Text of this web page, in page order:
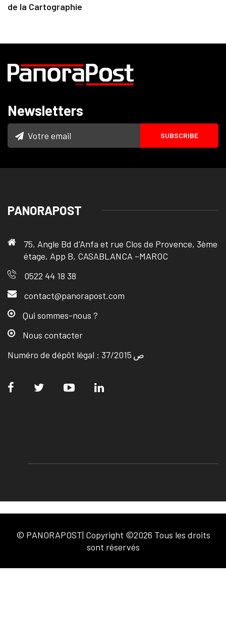
de la Cartographie
Newsletters
PANORAPOST
75, Angle Bd d'Anfa et rue Clos de Provence, 3ème
étage, App B, CASABLANCA –MAROC
0522 44 18 38
contact@panorapost.com
Qui sommes-nous ?
Nous contacter
Numéro de dépôt légal : ص 37/2015
© PANORAPOST| Copyright ©2026 Tous les droits
sont réservés